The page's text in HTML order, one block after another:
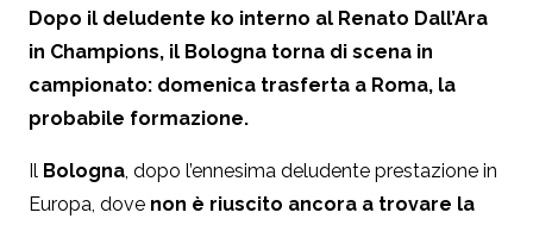
Dopo il deludente ko interno al Renato Dall’Ara
in Champions, il Bologna torna di scena in
campionato: domenica trasferta a Roma, la
probabile formazione.
Il Bologna, dopo l’ennesima deludente prestazione in
Europa, dove non è riuscito ancora a trovare la